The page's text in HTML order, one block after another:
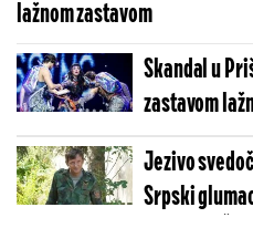
lažnom zastavom
Skandal u
zastavom
Jezivo
Srpski